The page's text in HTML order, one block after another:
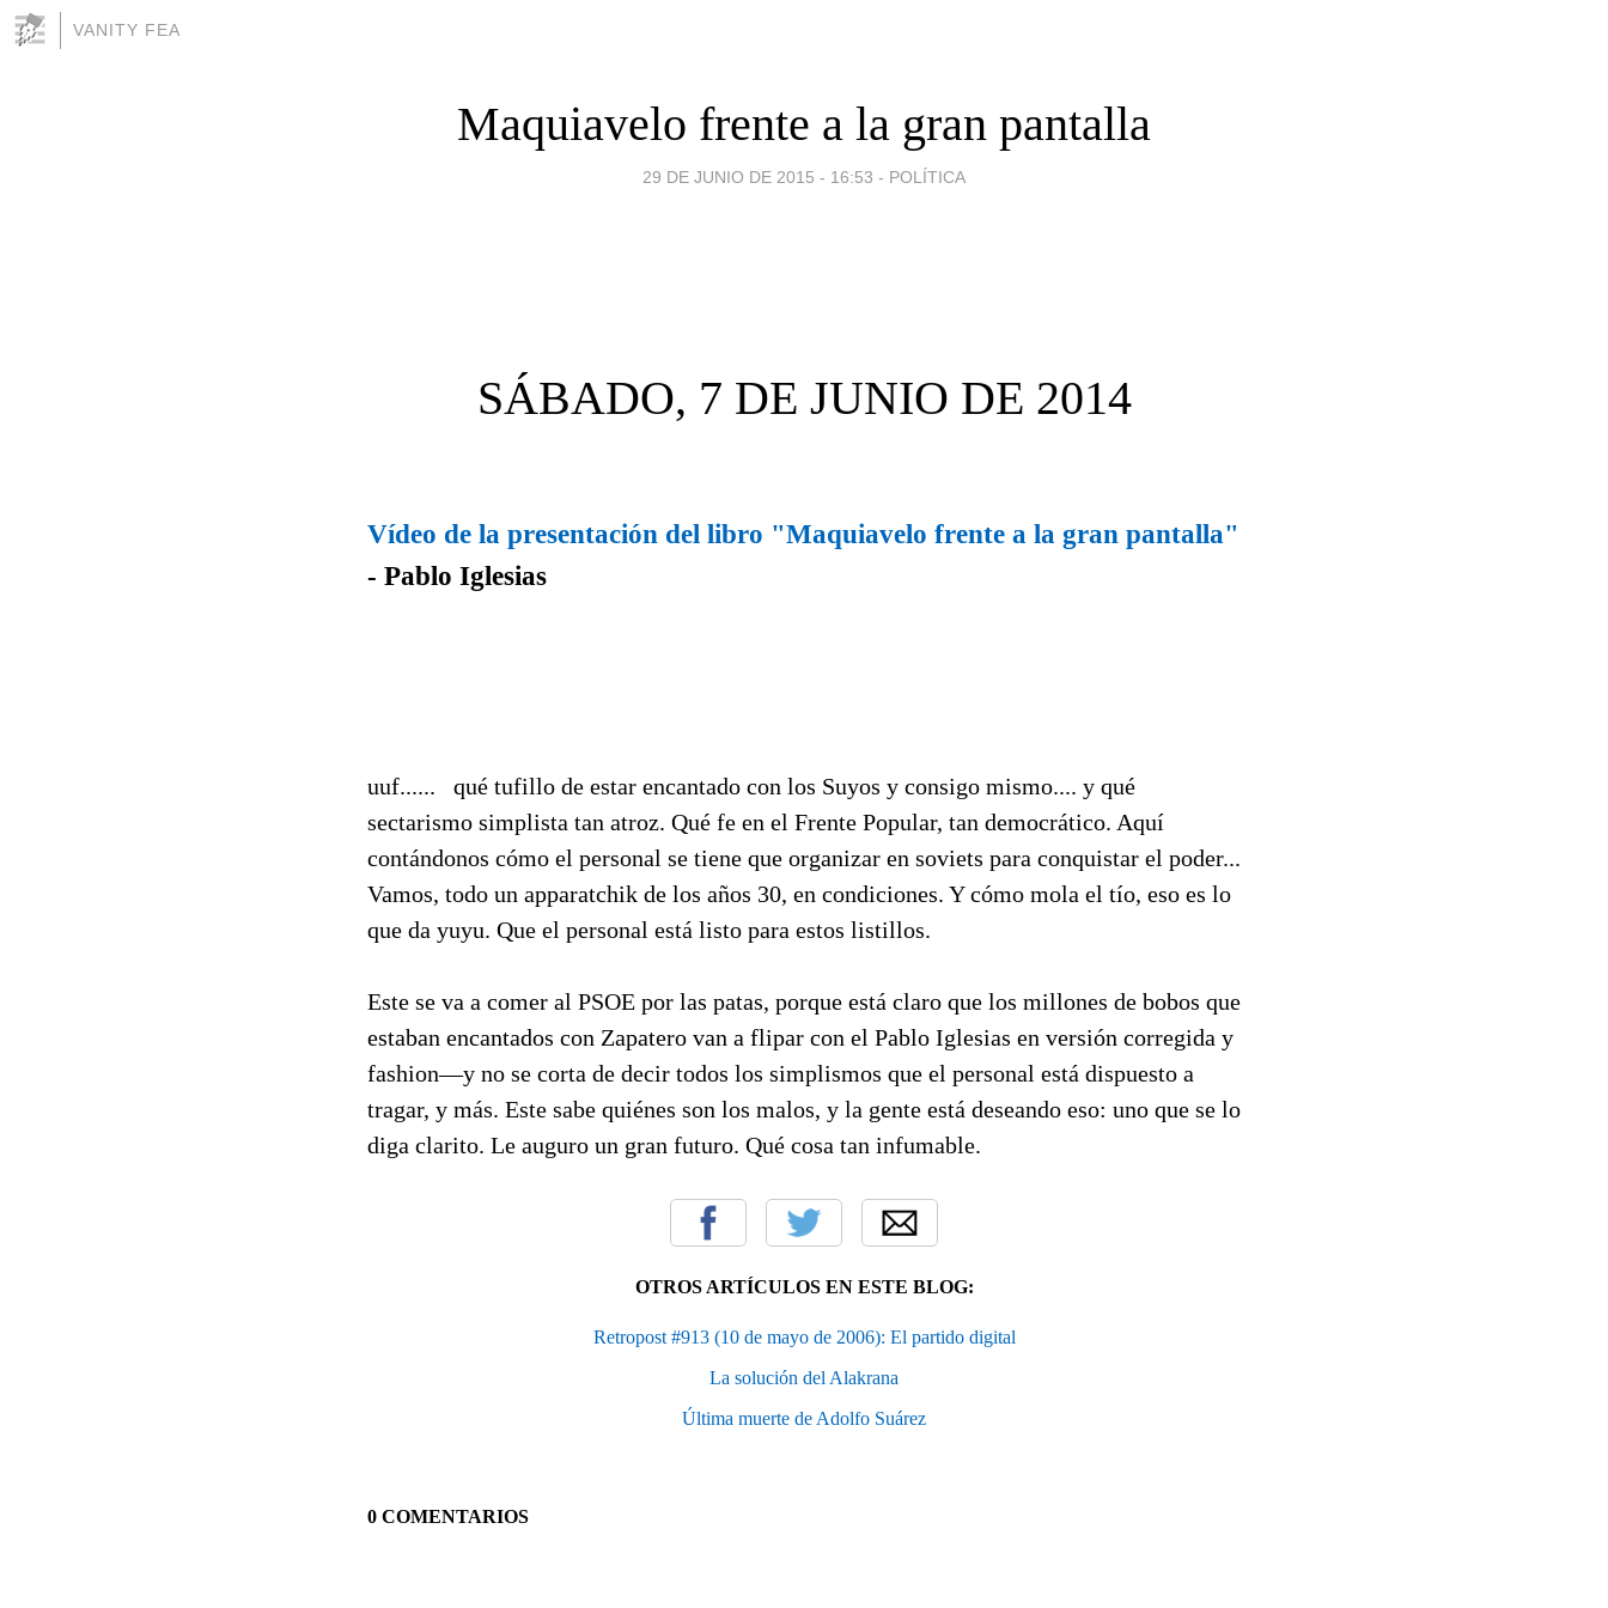
VANITY FEA
Maquiavelo frente a la gran pantalla
29 DE JUNIO DE 2015 - 16:53 - POLÍTICA
SÁBADO, 7 DE JUNIO DE 2014
Vídeo de la presentación del libro "Maquiavelo frente a la gran pantalla"
- Pablo Iglesias
uuf...... qué tufillo de estar encantado con los Suyos y consigo mismo.... y qué
sectarismo simplista tan atroz. Qué fe en el Frente Popular, tan democrático. Aquí
contándonos cómo el personal se tiene que organizar en soviets para conquistar el poder...
Vamos, todo un apparatchik de los años 30, en condiciones. Y cómo mola el tío, eso es lo
que da yuyu. Que el personal está listo para estos listillos.
Este se va a comer al PSOE por las patas, porque está claro que los millones de bobos que
estaban encantados con Zapatero van a flipar con el Pablo Iglesias en versión corregida y
fashion—y no se corta de decir todos los simplismos que el personal está dispuesto a
tragar, y más. Este sabe quiénes son los malos, y la gente está deseando eso: uno que se lo
diga clarito. Le auguro un gran futuro. Qué cosa tan infumable.
OTROS ARTÍCULOS EN ESTE BLOG:
Retropost #913 (10 de mayo de 2006): El partido digital
La solución del Alakrana
Última muerte de Adolfo Suárez
0 COMENTARIOS